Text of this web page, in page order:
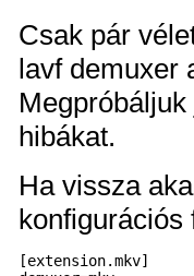
Csak pár
lavf demuxer
hibákat.
Ha vissza
konfigurációs
[extension.mkv]